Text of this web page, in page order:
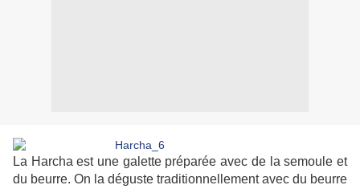
La Harcha est une galette préparée avec de la semoule et
du beurre. On la déguste traditionnellement avec du beurre